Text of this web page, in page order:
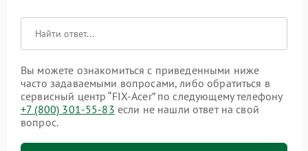
Вы можете ознакомиться с приведенными ниже
часто задаваемыми вопросами, либо обратиться в
сервисный центр “FIX-Acer” по следующему телефону
+7 (800) 301-55-83 если не нашли ответ на свой
вопрос.